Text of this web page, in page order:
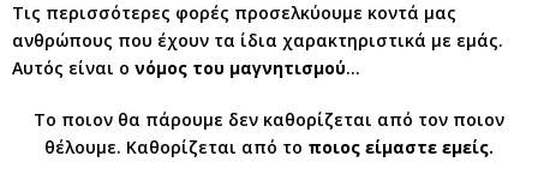
Τις περισσότερες φορές προσελκύουμε κοντά μας
ανθρώπους που έχουν τα ίδια χαρακτηριστικά με εμάς.
Αυτός είναι ο νόμος του μαγνητισμού…
Το ποιον θα πάρουμε δεν καθορίζεται από τον ποιον
θέλουμε. Καθορίζεται από το ποιος είμαστε εμείς.